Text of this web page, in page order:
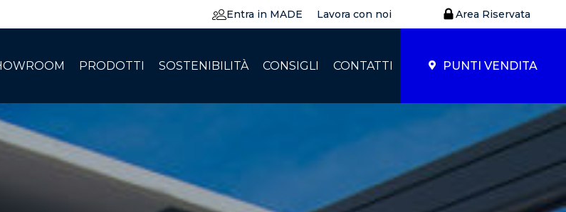
Entra in MADE Lavora con noi Area Riservata
PRODOTTI SOSTENIBILITÀ CONSIGLI CONTATTI PUNTI VENDITA